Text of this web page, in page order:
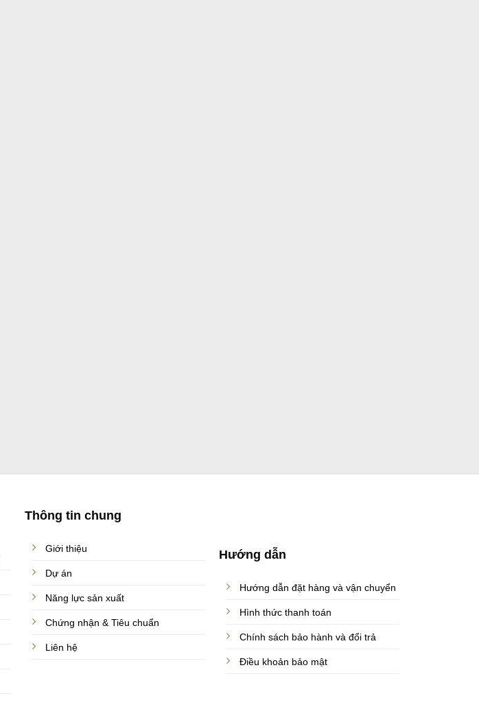
Thông tin chung
Giới thiệu
Dự án
Năng lực sản xuất
Chứng nhận & Tiêu chuẩn
Liên hệ
Hướng dẫn
Hướng dẫn đặt hàng và vận chuyển
Hình thức thanh toán
Chính sách bảo hành và đổi trả
Điều khoản bảo mật